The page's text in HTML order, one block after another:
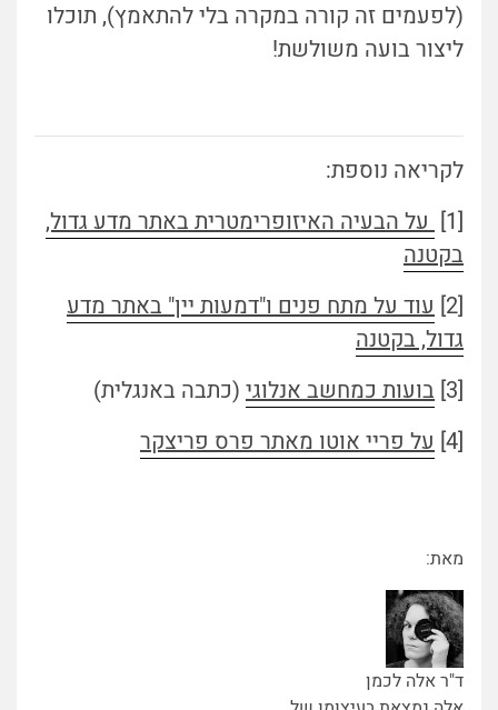
(לפעמים זה קורה במקרה בלי להתאמץ), תוכלו
ליצור בועה משולשת!
לקריאה נוספת:
[1]
על הבעיה האיזופרימטרית באתר מדע גדול,
בקטנה
[2]
עוד על מתח פנים ו"דמעות יין" באתר מדע
גדול, בקטנה
[3]
בועות כמחשב אנלוגי (כתבה באנגלית)
[4]
על פריי אוטו מאתר פרס פריצקר
מאת:
ד"ר אלה לכמן